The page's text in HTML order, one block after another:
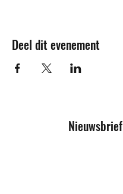
Deel dit evenement
Nieuwsbrief